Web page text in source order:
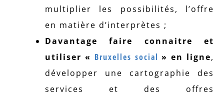
multiplier les possibilités, l’offre
en matière d’interprètes ;
Davantage faire connaitre et
utiliser « Bruxelles social » en ligne,
développer une cartographie des
services et des offres